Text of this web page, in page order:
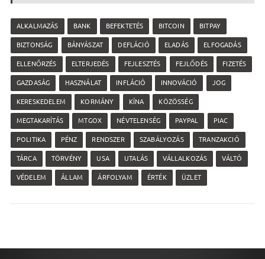
ALKALMAZÁS BANK BEFEKTETÉS BITCOIN BITPAY
BIZTONSÁG BÁNYÁSZAT DEFLÁCIÓ ELADÁS ELFOGADÁS
ELLENŐRZÉS ELTERJEDÉS FEJLESZTÉS FEJLŐDÉS FIZETÉS
GAZDASÁG HASZNÁLAT INFLÁCIÓ INNOVÁCIÓ JOG
KERESKEDELEM KORMÁNY KÍNA KÖZÖSSÉG
MEGTAKARÍTÁS MTGOX NÉVTELENSÉG PAYPAL PIAC
POLITIKA PÉNZ RENDSZER SZABÁLYOZÁS TRANZAKCIÓ
TÁRCA TÖRVÉNY USA UTALÁS VÁLLALKOZÁS VÁLTÓ
VÉDELEM ÁLLAM ÁRFOLYAM ÉRTÉK ÜZLET